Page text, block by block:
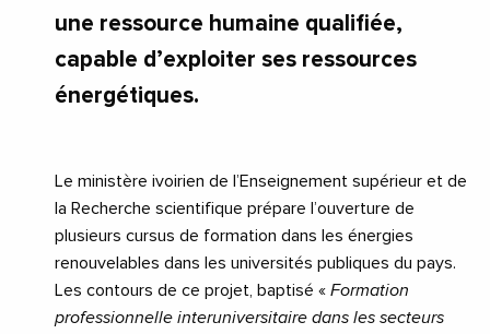
une ressource humaine qualifiée,
capable d’exploiter ses ressources
énergétiques.
Le ministère ivoirien de l’Enseignement supérieur et de
la Recherche scientifique prépare l’ouverture de
plusieurs cursus de formation dans les énergies
renouvelables dans les universités publiques du pays.
Les contours de ce projet, baptisé « Formation
professionnelle interuniversitaire dans les secteurs